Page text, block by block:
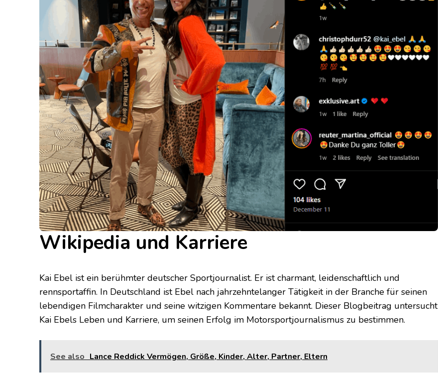
Wikipedia und Karriere
Kai Ebel ist ein berühmter deutscher Sportjournalist. Er ist charmant, leidenschaftlich und
rennsportaffin. In Deutschland ist Ebel nach jahrzehntelanger Tätigkeit in der Branche für seinen
lebendigen Filmcharakter und seine witzigen Kommentare bekannt. Dieser Blogbeitrag untersucht
Kai Ebels Leben und Karriere, um seinen Erfolg im Motorsportjournalismus zu bestimmen.
See also Lance Reddick Vermögen, Größe, Kinder, Alter, Partner, Eltern